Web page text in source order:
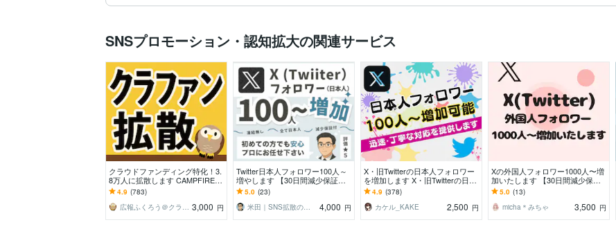
SNSプロモーション・認知拡大の関連サービス
クラウドファンディング特化！3.
8万人に拡散します CAMPFIRE、
Makuakeなど対応。おかげさまで
3億円
4.9 (783)
広報ふくろう＠クラファン専門パートナー 3,000 円
Twitter日本人フォロワー100人～
増やします 【30日間減少保証
付！】国内に宣伝・拡散してXフ
ォロワー増加
5.0 (23)
米田｜SNS拡散のプロ｜リスク対策も万全
4,000 円
X・旧Twitterの日本人フォロワー
を増加します X・旧Twitterの日本
人フォロワーを100人増加します
4.9 (378)
カケル_KAKE
2,500 円
Xの外国人フォロワー1000人〜増
加いたします 【30日間減少保証
つき】アカウント信頼度高めませ
んか？
5.0 (13)
micha＊みちゃ
3,500 円